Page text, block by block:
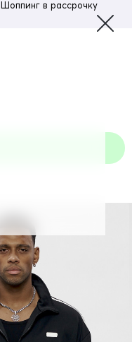
Шоппинг в рассрочку